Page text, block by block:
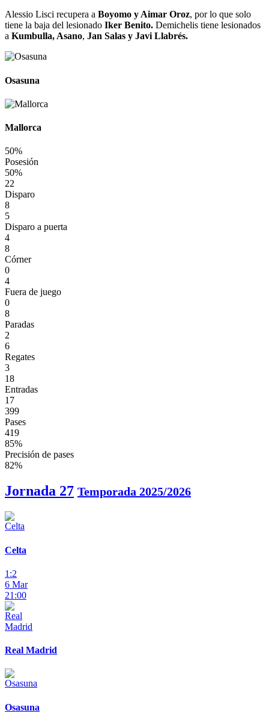
Alessio Lisci recupera a Boyomo y Aimar Oroz, por lo que solo
tiene la baja del lesionado Iker Benito. Demichelis tiene lesionados
a Kumbulla, Asano, Jan Salas y Javi Llabrés.
Osasuna
Mallorca
50%
Posesión
50%
22
Disparo
8
5
Disparo a puerta
4
8
Córner
0
4
Fuera de juego
0
8
Paradas
2
6
Regates
3
18
Entradas
17
399
Pases
419
85%
Precisión de pases
82%
Jornada 27 Temporada 2025/2026
Celta
1:2
6 Mar
21:00
Real Madrid
Osasuna